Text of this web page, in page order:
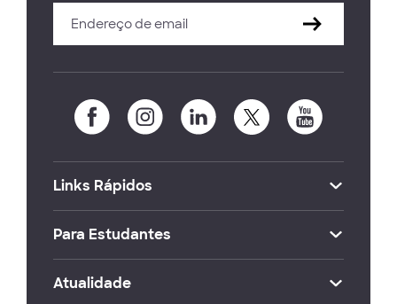
Links Rápidos
Para Estudantes
Atualidade